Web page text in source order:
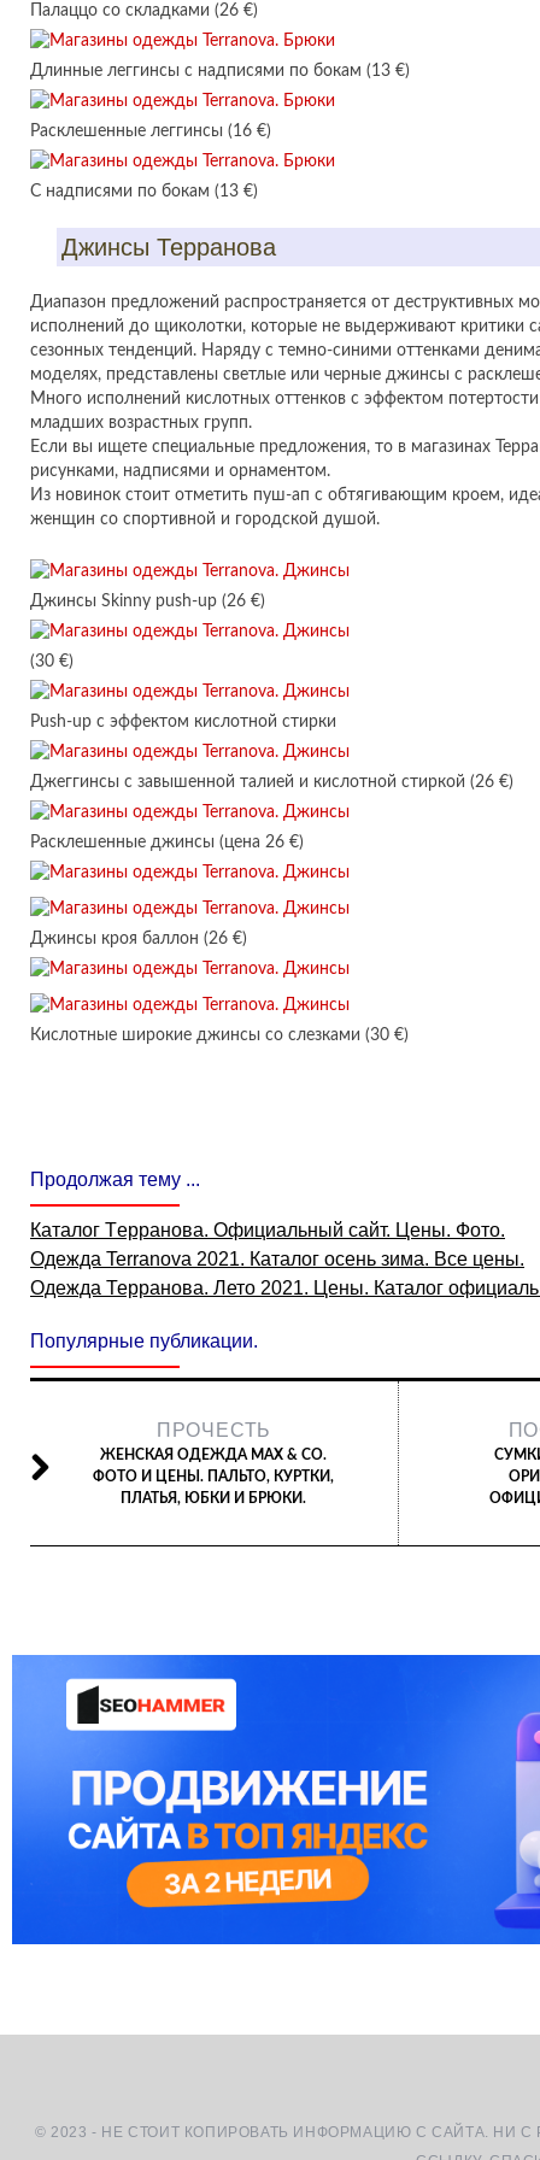
Палаццо со складками (26 €)
Длинные леггинсы с надписями по бокам (13 €)
Расклешенные леггинсы (16 €)
С надписями по бокам (13 €)
Джинсы Терранова
Диапазон предложений распространяется от деструктивных
исполнений до щиколотки, которые не выдерживают критики
сезонных тенденций. Наряду с темно-синими оттенками
моделях, представлены светлые или черные джинсы с
Много исполнений кислотных оттенков с эффектом
младших возрастных групп.
Если вы ищете специальные предложения, то в магазинах
рисунками, надписями и орнаментом.
Из новинок стоит отметить пуш-ап с обтягивающим кроем,
женщин со спортивной и городской душой.
Джинсы Skinny push-up (26 €)
(30 €)
Push-up с эффектом кислотной стирки
Джеггинсы с завышенной талией и кислотной стиркой (26 €)
Расклешенные джинсы (цена 26 €)
Джинсы кроя баллон (26 €)
Кислотные широкие джинсы со слезками (30 €)
Продолжая тему ...
Каталог Tерранова. Официальный сайт. Цены. Фото.
Одежда Terranova 2021. Каталог осень зима. Все цены.
Одежда Терранова. Лето 2021. Цены. Каталог
Популярные публикации.
ПРОЧЕСТЬ
ЖЕНСКАЯ ОДЕЖДА MAX & CO.
ФОТО И ЦЕНЫ. ПАЛЬТО, КУРТКИ,
ПЛАТЬЯ, ЮБКИ И БРЮКИ.
СУМКИ
© 2023 - НЕ СТОИТ КОПИРОВАТЬ ИНФОРМАЦИЮ С САЙТА. НИ